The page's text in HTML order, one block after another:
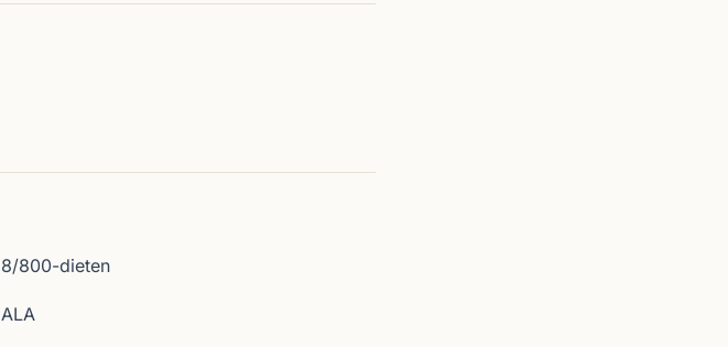
8/800-dieten
ALA